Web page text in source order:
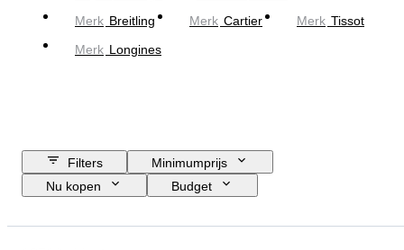
Merk Breitling Merk Cartier Merk Tissot
Merk Longines
Filters
Minimumprijs
Nu kopen
Budget